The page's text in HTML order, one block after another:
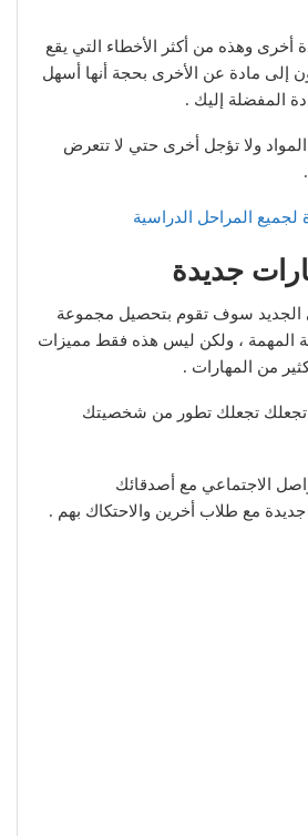
أخرى وهذه من أكثر الأخطاء التي يقع
إلى مادة عن الأخرى بحجة أنها أسهل
المفضلة إليك .
ولا تؤجل أخرى حتي لا تتعرض
المراحل الدراسية
الجديد سوف تقوم بتحصيل مجموعة
المهمة ، ولكن ليس هذه فقط مميزات
من المهارات .
تجعلك تجعلك تطور من شخصيتك
الاجتماعي مع أصدقائك
مع طلاب أخرين والاحتكاك بهم .